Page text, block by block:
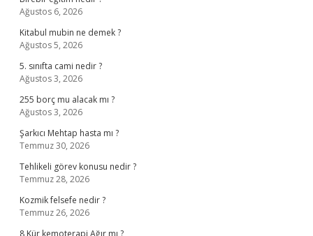
Ağustos 6, 2026
Kitabul mubin ne demek ?
Ağustos 5, 2026
5. sınıfta cami nedir ?
Ağustos 3, 2026
255 borç mu alacak mı ?
Ağustos 3, 2026
Şarkıcı Mehtap hasta mı ?
Temmuz 30, 2026
Tehlikeli görev konusu nedir ?
Temmuz 28, 2026
Kozmik felsefe nedir ?
Temmuz 26, 2026
8 Kür kemoterapi Ağır mı ?